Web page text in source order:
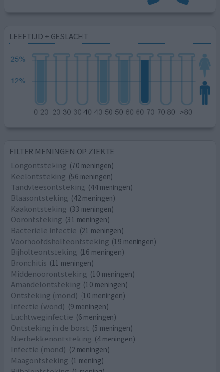
LEEFTIJD + GESLACHT
FILTER MENINGEN OP ZIEKTE
Longontsteking (70 meningen)
Keelontsteking (56 meningen)
Tandvleesontsteking (44 meningen)
Blaasontsteking (42 meningen)
Kaakontsteking (33 meningen)
Oorontsteking (31 meningen)
Bacteriële infectie (21 meningen)
Voorhoofdsholteontsteking (19 meningen)
Bijholteontsteking (16 meningen)
Bronchitis (11 meningen)
Middenoorontsteking (10 meningen)
Amandelontsteking (10 meningen)
Ontsteking (mond) (10 meningen)
Infectie (wond) (9 meningen)
Luchtweginfectie (6 meningen)
Ontsteking in de borst (5 meningen)
Nierbekkenontsteking (4 meningen)
Infectie (mond) (2 meningen)
Maagontsteking (1 mening)